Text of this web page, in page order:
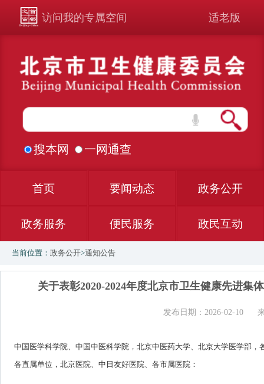
访问我的专属空间 适老版
搜本网 一网通查
首页 要闻动态 政务公开
政务服务 便民服务 政民互动
当前位置： 政务公开>通知公告
关于表彰2020-2024年度北京市卫生健康先进集
发布日期：2026-02-10
中国医学科学院、中国中医科学院，北京中医药大学、北京大学医学部
各直属单位，北京医院、中日友好医院、各市属医院：